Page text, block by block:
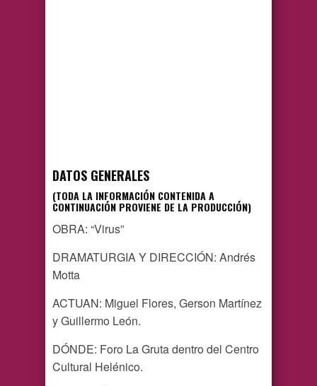
DATOS GENERALES
(TODA LA INFORMACIÓN CONTENIDA A
CONTINUACIÓN PROVIENE DE LA PRODUCCIÓN)
OBRA: “Virus”
DRAMATURGIA Y DIRECCIÓN: Andrés
Motta
ACTUAN: Miguel Flores, Gerson Martínez
y Guillermo León.
DÓNDE: Foro La Gruta dentro del Centro
Cultural Helénico.